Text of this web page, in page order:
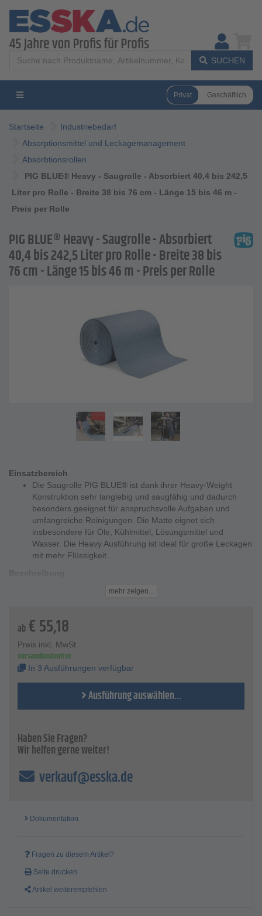
SUCHEN
Privat Geschäftlich
Startseite
Industriebedarf
Absorptionsmittel und Leckagemanagement
Absorbtionsrollen
PIG BLUE® Heavy - Saugrolle - Absorbiert 40,4 bis 242,5
Liter pro Rolle - Breite 38 bis 76 cm - Länge 15 bis 46 m -
Preis per Rolle
PIG BLUE® Heavy - Saugrolle - Absorbiert
40,4 bis 242,5 Liter pro Rolle - Breite 38 bis
76 cm - Länge 15 bis 46 m - Preis per Rolle
Einsatzbereich
Die Saugrolle PIG BLUE® ist dank ihrer Heavy-Weight
Konstruktion sehr langlebig und saugfähig und dadurch
besonders geeignet für anspruchsvolle Aufgaben und
umfangreiche Reinigungen. Die Matte eignet sich
insbesondere für Öle, Kühlmittel, Lösungsmittel und
Wasser. Die Heavy Ausführung ist ideal für große Leckagen
mit mehr Flüssigkeit.
zerfällt selbst bei maximaler Flüssigkeitsaufnahme nicht.
zurück, sodass der Boden rutsch- und sturzsicher bleibt.
Recycelte und erneuerbare Zellulosefasern aus
nachhaltigen Quellen, machen die PIG BLUE®
Adsorptionsrolle zur besten adsorbierenden Matte aus
recycelten Fasern auf dem Markt.
Technische Daten
Zusammensetzung - Natur- und recycelte Fasern, 90%
Absorptionsmenge - 40,4 bis 242,5 l/Rolle
Breite - 38 bis 76 cm
Preis per Rolle
mehr zeigen...
ab €55,18
Preis inkl. MwSt.
versandkostenfrei
In 3 Ausführungen verfügbar
Ausführung auswählen...
Haben Sie Fragen?
Wir helfen gerne weiter!
verkauf@esska.de
Dokumentation
Fragen zu diesem Artikel?
Seite drucken
Artikel weiterempfehlen